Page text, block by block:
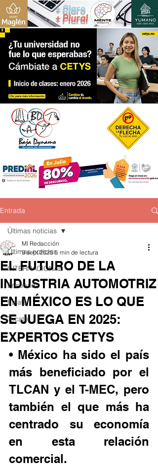
+ Claro
+ Plural
Entrada
Últimas noticias
INTERNACIONAL
Ensenada
Estatal
Tecate
Últimas noticias
EL FUTURO DE LA
INDUSTRIA AUTOMOTRIZ
EN MÉXICO ES LO QUE
SE JUEGA EN 2025:
EXPERTOS CETYS
MI Redacción
9 sept 2025 5 min de lectura
• México ha sido el país
más beneficiado por el
TLCAN y el T-MEC, pero
también el que más ha
centrado su economía
en esta relación
comercial.